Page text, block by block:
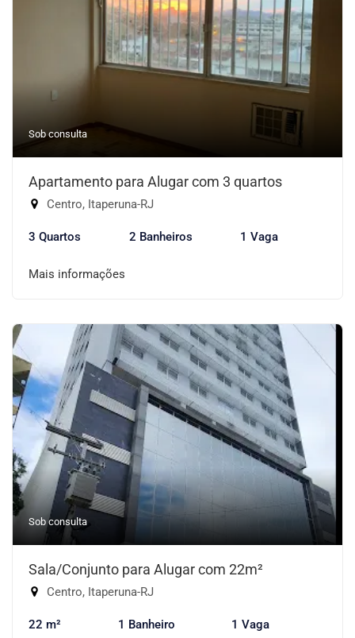
Sob consulta
Apartamento para Alugar com 3 quartos
Centro, Itaperuna-RJ
3 Quartos 2 Banheiros 1 Vaga
Mais informações
Sob consulta
Sala/Conjunto para Alugar com 22m²
Centro, Itaperuna-RJ
22 m² 1 Banheiro 1 Vaga